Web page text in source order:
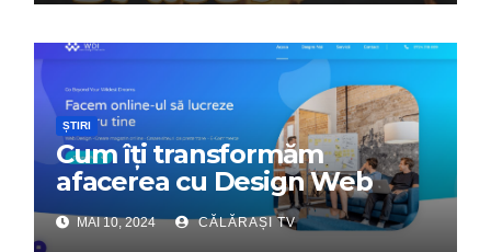
ȘTIRI
Cum îți transformăm
afacerea cu Design Web
Interactiv – Partenerul tău
digital de încredere
MAI 10, 2024 CĂLĂRAȘI TV